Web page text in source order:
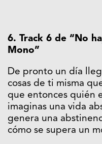
6. Track 6 de “No
Mono”
De pronto un día
cosas de ti misma
que entonces quién
imaginas una vida
genera una
cómo se supera un